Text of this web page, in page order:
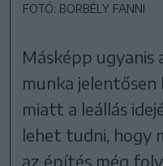
FOTÓ: BORBÉLY FANNI
Másképp ugyanis
munka
miatt a leállás
lehet tudni, hogy
az építés még